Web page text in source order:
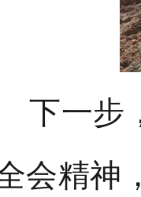
下一步
会精神